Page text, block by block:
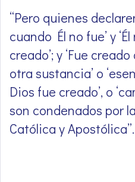
“Pero quienes
cuando Él no fue’ y
creado’; y ‘Fue creado
otra sustancia’ o
Dios fue creado’, o
son condenados por
Católica y Apostólica”.